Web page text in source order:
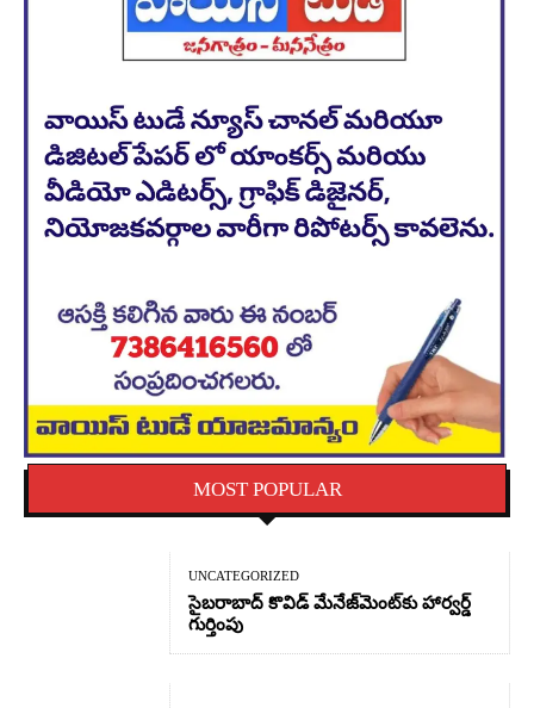
MOST POPULAR
UNCATEGORIZED
సైబరాబాద్‌ కొవిడ్‌ మేనేజ్‌మెంట్‌కు హార్వర్డ్‌
గుర్తింపు